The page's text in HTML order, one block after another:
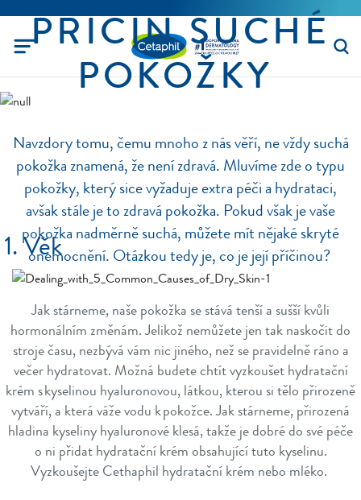
PŘÍČIN SUCHÉ
POKOŽKY
Navzdory tomu, čemu mnoho z nás věří, ne vždy suchá
pokožka znamená, že není zdravá. Mluvíme zde o typu
pokožky, který sice vyžaduje extra péči a hydrataci,
avšak stále je to zdravá pokožka. Pokud však je vaše
pokožka nadměrně suchá, můžete mít nějaké skryté
onemocnění. Otázkou tedy je, co je její příčinou?
1. Věk
Jak stárneme, naše pokožka se stává tenší a sušší kvůli
hormonálním změnám. Jelikož nemůžete jen tak naskočit do
stroje času, nezbývá vám nic jiného, než se pravidelně ráno a
večer hydratovat. Možná budete chtít vyzkoušet hydratační
krém s kyselinou hyaluronovou, látkou, kterou si tělo přirozeně
vytváří, a která váže vodu k pokožce. Jak stárneme, přirozená
hladina kyseliny hyaluronové klesá, takže je dobré do své péče
o ni přidat hydratační krém obsahující tuto kyselinu.
Vyzkoušejte Cethaphil hydratační krém nebo mléko.